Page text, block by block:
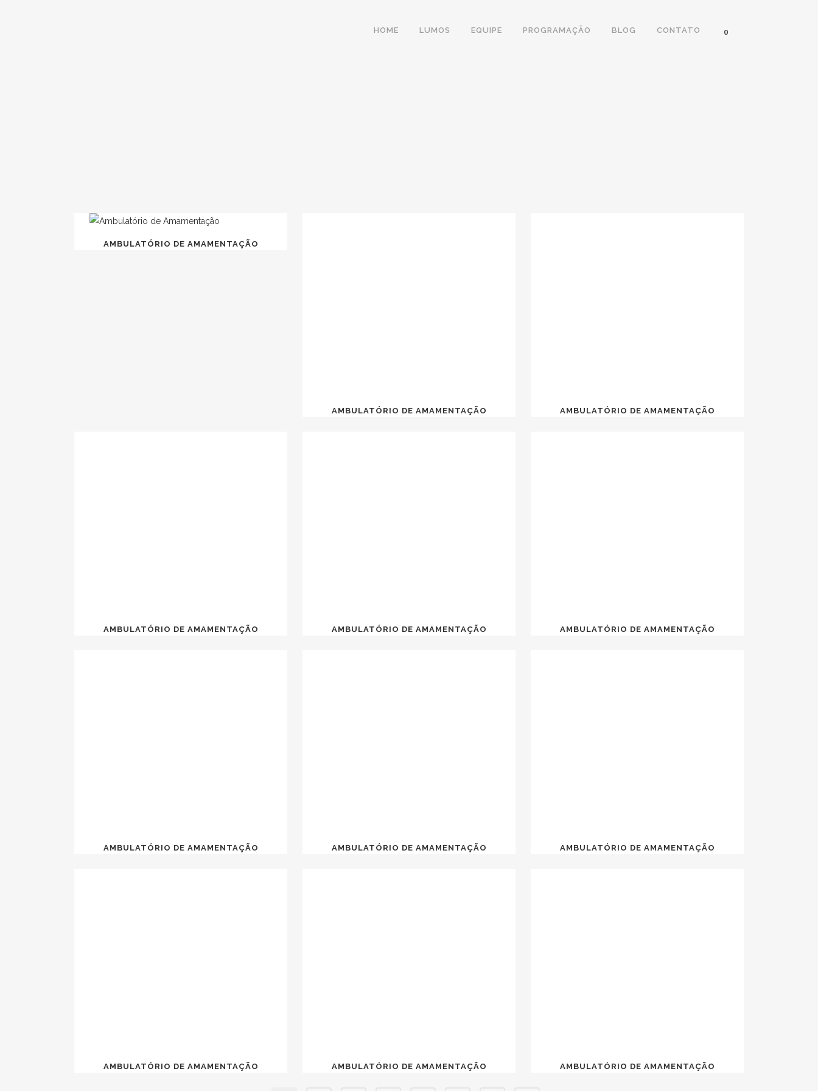
0
HOME LUMOS EQUIPE PROGRAMAÇÃO BLOG CONTATO
AMBULATÓRIO DE AMAMENTAÇÃO
AMBULATÓRIO DE AMAMENTAÇÃO AMBULATÓRIO DE AMAMENTAÇÃO
AMBULATÓRIO DE AMAMENTAÇÃO AMBULATÓRIO DE AMAMENTAÇÃO AMBULATÓRIO DE AMAMENTAÇÃO
AMBULATÓRIO DE AMAMENTAÇÃO AMBULATÓRIO DE AMAMENTAÇÃO AMBULATÓRIO DE AMAMENTAÇÃO
AMBULATÓRIO DE AMAMENTAÇÃO AMBULATÓRIO DE AMAMENTAÇÃO AMBULATÓRIO DE AMAMENTAÇÃO